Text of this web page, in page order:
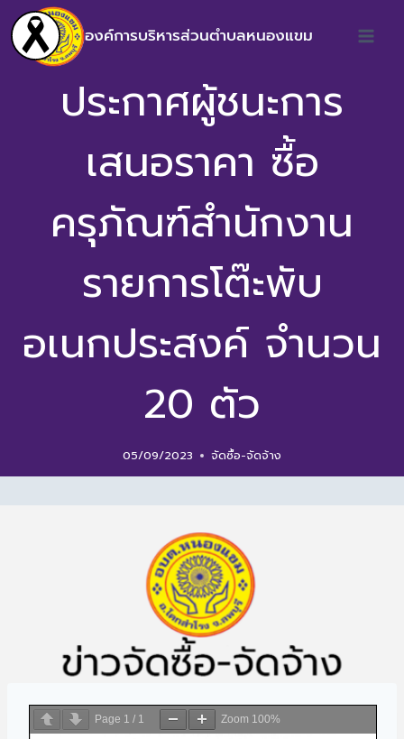
องค์การบริหารส่วนตำบลหนองแขม
ประกาศผู้ชนะการ
เสนอราคา ซื้อ
ครุภัณฑ์สำนักงาน
รายการโต๊ะพับ
อเนกประสงค์ จำนวน
20 ตัว
05/09/2023 จัดซื้อ-จัดจ้าง
Page 1 / 1 Zoom 100%